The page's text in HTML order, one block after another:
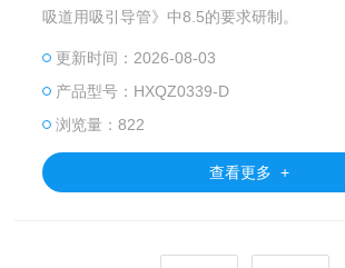
吸道用吸引导管》中8.5的要求研制。
更新时间：2026-08-03
产品型号：HXQZ0339-D
浏览量：822
查看更多 +